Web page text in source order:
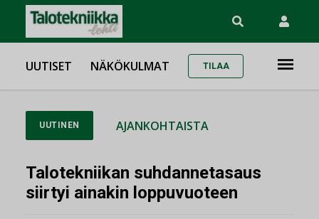
UUTISET NÄKÖKULMAT TILAA
UUTINEN AJANKOHTAISTA
Talotekniikan suhdannetasaus
siirtyi ainakin loppuvuoteen